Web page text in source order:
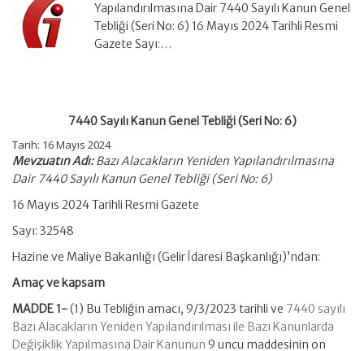
Yapılandırılmasına Dair 7440 Sayılı Kanun Genel
Tebliği (Seri No: 6) 16 Mayıs 2024 Tarihli Resmi
Gazete Sayı:…
7440 Sayılı Kanun Genel Tebliği (Seri No: 6)
Tarih: 16 Mayıs 2024
Mevzuatın Adı:Bazı Alacakların Yeniden Yapılandırılmasına
Dair 7440 Sayılı Kanun Genel Tebliği (Seri No: 6)
16 Mayıs 2024 Tarihli Resmi Gazete
Sayı: 32548
Hazine ve Maliye Bakanlığı (Gelir İdaresi Başkanlığı)’ndan:
Amaç ve kapsam
MADDE 1-(1) Bu Tebliğin amacı, 9/3/2023 tarihli ve 7440 sayılı
Bazı Alacakların Yeniden Yapılandırılması ile Bazı Kanunlarda
Değişiklik Yapılmasına Dair Kanunun 9 uncu maddesinin on